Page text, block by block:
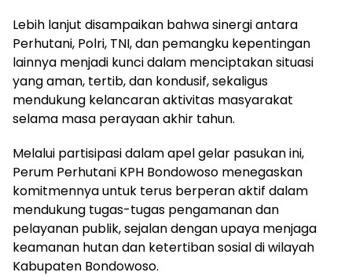
Lebih lanjut disampaikan bahwa sinergi antara
Perhutani, Polri, TNI, dan pemangku kepentingan
lainnya menjadi kunci dalam menciptakan situasi
yang aman, tertib, dan kondusif, sekaligus
mendukung kelancaran aktivitas masyarakat
selama masa perayaan akhir tahun.
Melalui partisipasi dalam apel gelar pasukan ini,
Perum Perhutani KPH Bondowoso menegaskan
komitmennya untuk terus berperan aktif dalam
mendukung tugas-tugas pengamanan dan
pelayanan publik, sejalan dengan upaya menjaga
keamanan hutan dan ketertiban sosial di wilayah
Kabupaten Bondowoso.